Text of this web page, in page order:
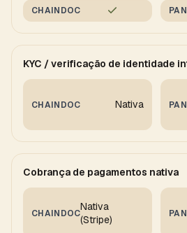
CHAINDOC
KYC / verificação de identidade
CHAINDOC Nativa
Cobrança de pagamentos nativa
CHAINDOC
Nativa
(Stripe)